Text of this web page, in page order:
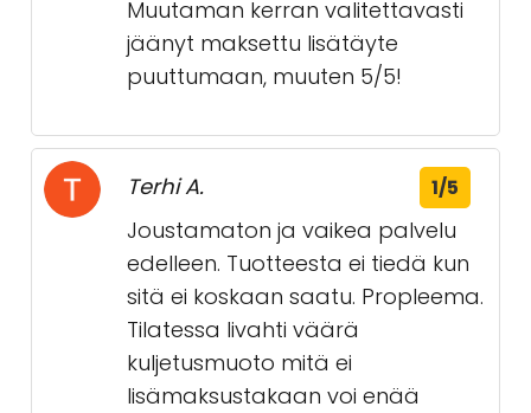
Muutaman kerran valitettavasti
jäänyt maksettu lisätäyte
puuttumaan, muuten 5/5!
Terhi A. 1/5
Joustamaton ja vaikea palvelu
edelleen. Tuotteesta ei tiedä kun
sitä ei koskaan saatu. Propleema.
Tilatessa livahti väärä
kuljetusmuoto mitä ei
lisämaksustakaan voi enää